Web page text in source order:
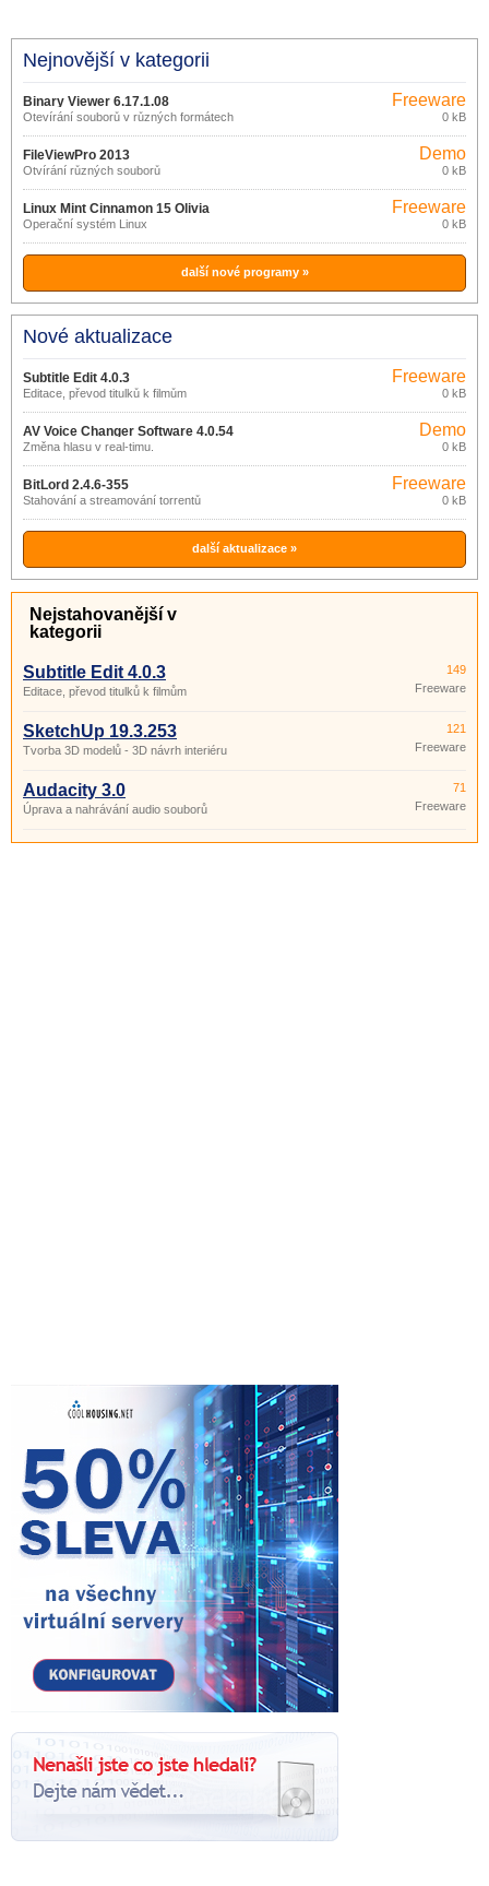
Nejnovější v kategorii
Binary Viewer 6.17.1.08
Otevírání souborů v různých formátech
Freeware
0 kB
FileViewPro 2013
Otvírání různých souborů
Demo
0 kB
Linux Mint Cinnamon 15 Olivia
Operační systém Linux
Freeware
0 kB
další nové programy »
Nové aktualizace
Subtitle Edit 4.0.3
Editace, převod titulků k filmům
Freeware
0 kB
AV Voice Changer Software 4.0.54
Změna hlasu v real-timu.
Demo
0 kB
BitLord 2.4.6-355
Stahování a streamování torrentů
Freeware
0 kB
další aktualizace »
Nejstahovanější v
kategorii
Subtitle Edit 4.0.3
Editace, převod titulků k filmům
149
Freeware
SketchUp 19.3.253
Tvorba 3D modelů - 3D návrh interiéru
121
Freeware
Audacity 3.0
Úprava a nahrávání audio souborů
71
Freeware